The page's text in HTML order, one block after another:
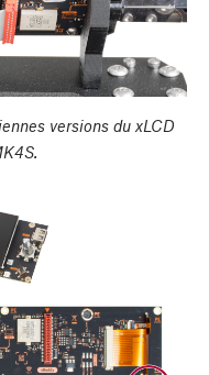
versions du xLCD